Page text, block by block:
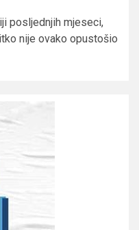
posljednjih mjeseci,
nije ovako opustošio